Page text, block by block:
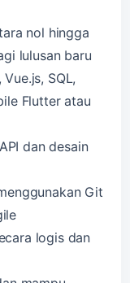
nol hingga
lulusan baru
SQL,
Flutter atau
dan desain
Git
logis dan